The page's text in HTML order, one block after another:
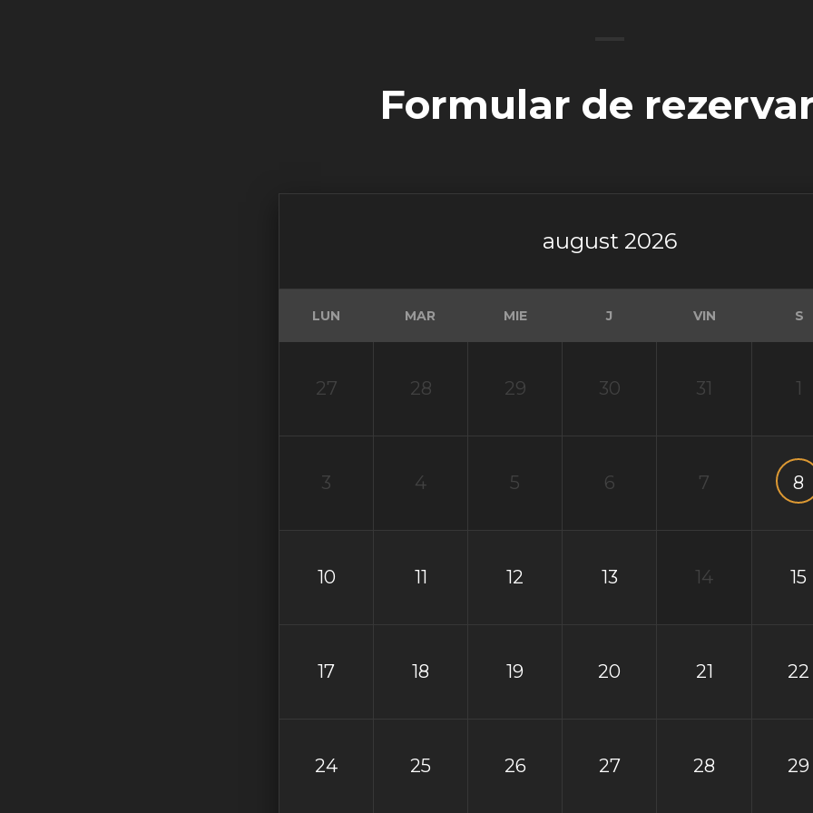
Formular de
august 2026
LUN MAR MIE J VIN S
27 28 29 30 31 1
3 4 5 6 7 8
10 11 12 13 14 15
17 18 19 20 21 22
24 25 26 27 28 29